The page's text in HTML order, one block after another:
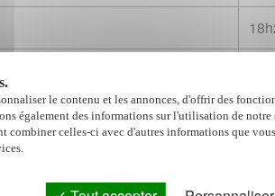
1er février, etc
le contenu et les annonces, d'offrir des
également des informations sur l'utilisation de notre
combiner celles-ci avec d'autres informations que